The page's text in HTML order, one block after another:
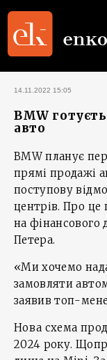
14.11.2022 15:05
BMW
авто
BMW планує
прямі продажі
поступову
центрів. Про це
на фінансового
Петера.
«Ми хочемо
замовляти
заявив топ-
Нова схема
2024 року.